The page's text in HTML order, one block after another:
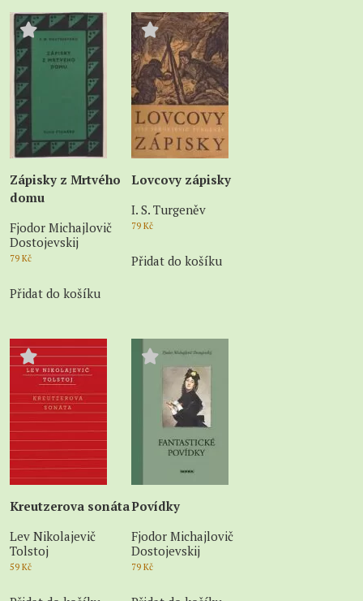
Zápisky z Mrtvého
domu
Fjodor Michajlovič
Dostojevskij
79 Kč
Přidat do košíku
Lovcovy zápisky
I. S. Turgeněv
79 Kč
Přidat do košíku
Kreutzerova sonáta
Lev Nikolajevič
Tolstoj
59 Kč
Povídky
Fjodor Michajlovič
Dostojevskij
79 Kč